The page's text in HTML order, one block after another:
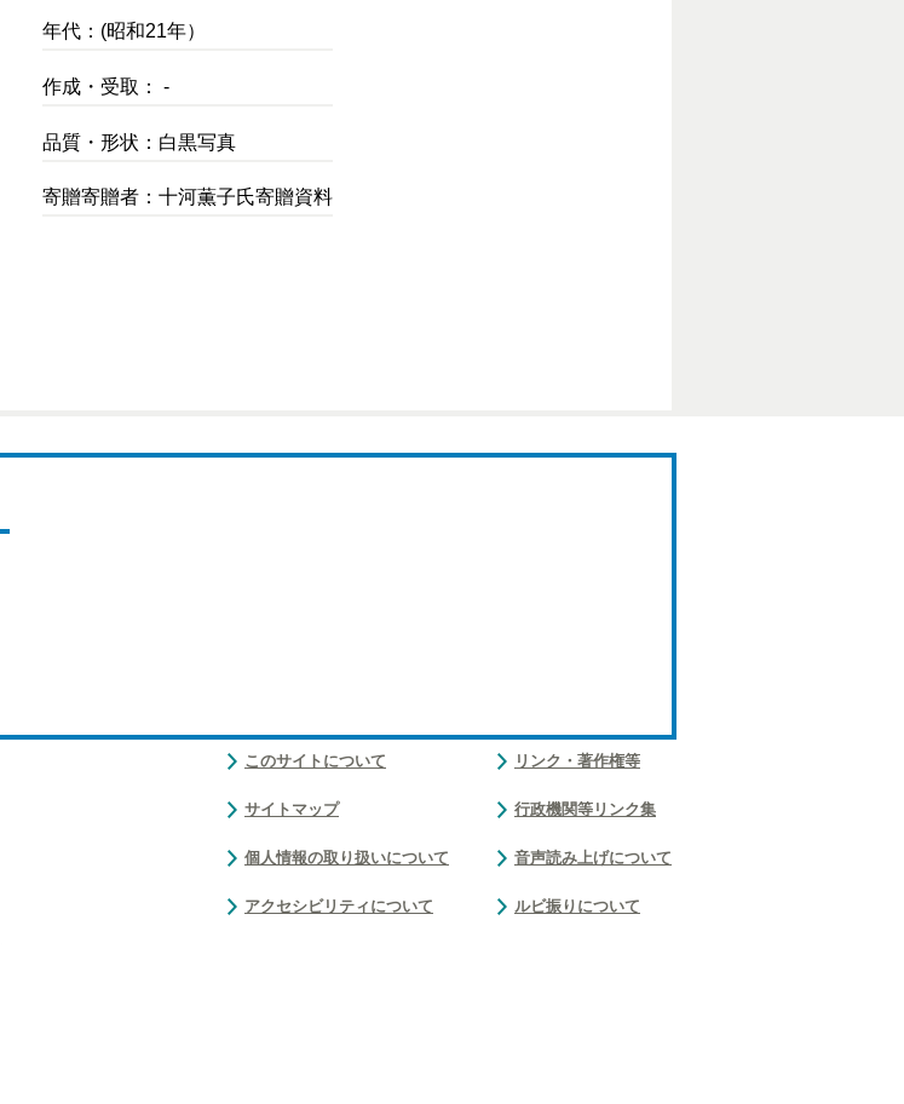
年代：(昭和21年）
作成・受取： -
品質・形状：白黒写真
寄贈寄贈者：十河薫子氏寄贈資料
このサイトについて
サイトマップ
個人情報の取り扱いについて
アクセシビリティについて
リンク・著作権等
行政機関等リンク集
音声読み上げについて
ルビ振りについて